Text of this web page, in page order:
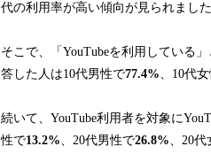
代の利用率が高い傾向が見られました
そこで、「YouTubeを利用している
答した人は10代男性で77.4%、10代
続いて、YouTube利用者を対象に
性で13.2%、20代男性で26.8%、20代